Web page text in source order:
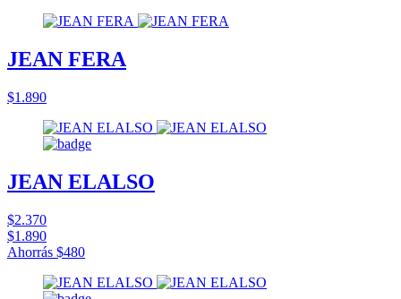
JEAN FERA
$1.890
JEAN ELALSO
$2.370
$1.890
Ahorrás $480